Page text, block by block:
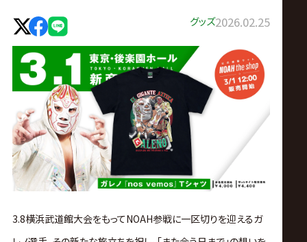
レ
ス
リ
ン
グ・
ノ
グッズ2026.02.25
3.8横浜武道館大会をもってNOAH参戦に一区切りを迎えるガ